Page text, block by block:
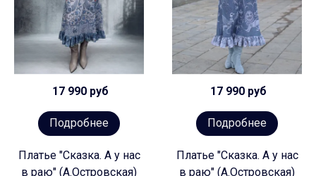
17 990 руб
Подробнее
Платье "Сказка. А у нас
в раю" (А.Островская)
17 990 руб
Подробнее
Платье "Сказка. А у нас
в раю" (А.Островская)